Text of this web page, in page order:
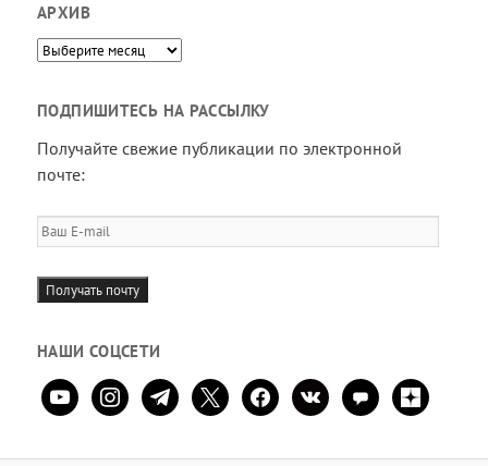
АРХИВ
Архив
ПОДПИШИТЕСЬ НА РАССЫЛКУ
Получайте свежие публикации по электронной
почте:
Ваш
E-
mail
Получать почту
НАШИ СОЦСЕТИ
youtubeinstagramtelegram
x facebookvkontaktecomment
zen-
yandex